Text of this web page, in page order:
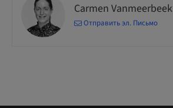
Carmen Vanmeerbeek
Отправить эл. Письмо